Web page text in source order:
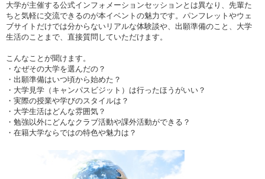
大学が主催する公式インフォメーションセッションとは異なり、先輩た
ちと気軽に交流できるのが本イベントの魅力です。パンフレットやウェ
ブサイトだけでは分からないリアルな体験談や、出願準備のこと、大学
生活のことまで、直接質問していただけます。
こんなことが聞けます。
・なぜその大学を選んだの？
・出願準備はいつ頃から始めた？
・大学見学（キャンパスビジット）は行ったほうがいい？
・実際の授業や学びのスタイルは？
・大学生活はどんな雰囲気？
・勉強以外にどんなクラブ活動や課外活動ができる？
・在籍大学ならではの特色や魅力は？